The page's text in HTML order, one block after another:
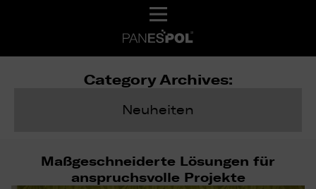
Category Archives:
Neuheiten
Maßgeschneiderte Lösungen für
anspruchsvolle Projekte